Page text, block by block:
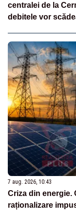
centralei de la
debitele vor
7 aug. 2026, 10:43
Criza din energie.
raționalizare